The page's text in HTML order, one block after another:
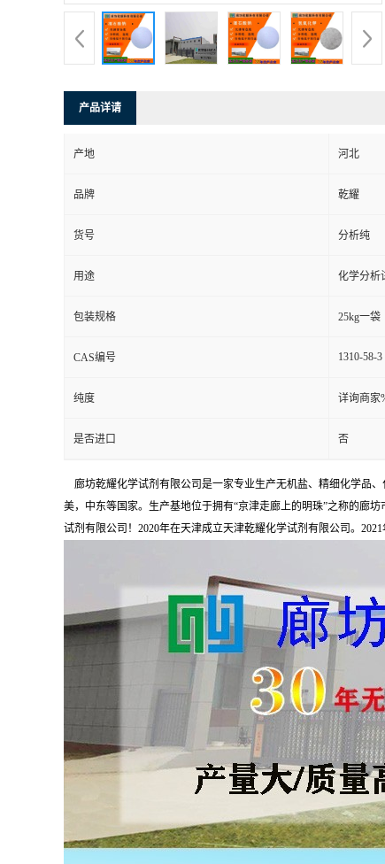
产品详请
产地 河北
品牌 乾耀
货号 分析纯
用途 化学分析
包装规格 25kg一袋
CAS编号 1310-58-3
纯度 详询商家
是否进口 否
廊坊乾耀化学试剂有限公司是一家专业生产无机盐、精细化学品
美，中东等国家。生产基地位于拥有“京津走廊上的明珠”之称的廊
试剂有限公司！2020年在天津成立天津乾耀化学试剂有限公司。2021